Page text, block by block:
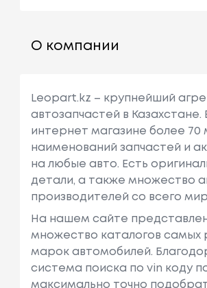
О компании
Leopart.kz – крупнейший
автозапчастей в
интернет магазине более 70
наименований запчастей и
на любые авто. Есть
детали, а также множество
производителей со всего
На нашем сайте
множество каталогов самых
марок автомобилей.
система поиска по vin коду
максимально точно